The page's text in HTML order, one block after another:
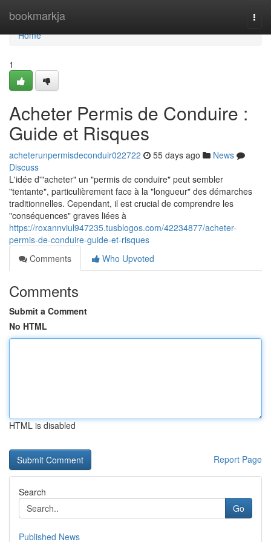
bookmarkja
Home
Home
1
Acheter Permis de Conduire :
Guide et Risques
acheterunpermisdeconduir022722 55 days ago
News
Discuss
L'idée d'"acheter" un "permis de conduire" peut sembler
"tentante", particulièrement face à la "longueur" des démarches
traditionnelles. Cependant, il est crucial de comprendre les
"conséquences" graves liées à
https://roxannviul947235.tusblogos.com/42234877/acheter-
permis-de-conduire-guide-et-risques
Comments
Who Upvoted
Comments
Submit a Comment
No HTML
HTML is disabled
Report Page
Search
Go
Published News